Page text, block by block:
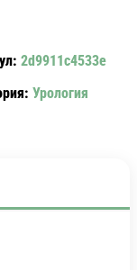
2d9911c4533e
Урология